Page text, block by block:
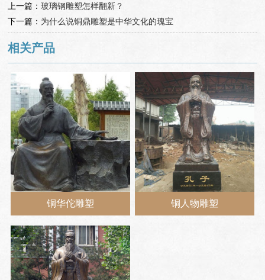
上一篇：玻璃钢雕塑怎样翻新？
下一篇： 为什么说铜鼎雕塑是中华文化的瑰宝
相关产品
铜华佗雕塑 铜人物雕塑